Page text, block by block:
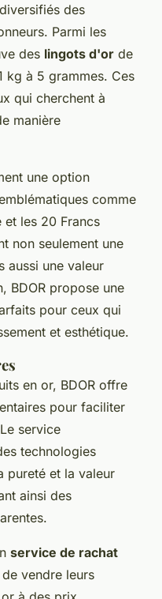
des
Parmi les
des lingots d'or de
kg à 5 grammes. Ces
qui cherchent à
manière
une option
comme
et les 20 Francs
non seulement une
aussi une valeur
BDOR propose une
pour ceux qui
et esthétique.
en or, BDOR offre
pour faciliter
service
technologies
pureté et la valeur
ainsi des
service de rachat
vendre leurs